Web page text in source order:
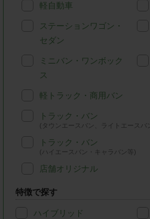
軽自動車
ステーションワゴン・
セダン
ミニバン・ワンボック
ス
軽トラック・商用バン
トラック・バン
(タウンエースバン、ライトエースバ
トラック・バン
(ハイエースバン・キャラバン等)
店舗オリジナル
特徴で探す
ハイブリッド